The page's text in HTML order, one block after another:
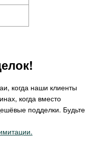
когда наши клиенты
когда вместо
подделки. Будьте